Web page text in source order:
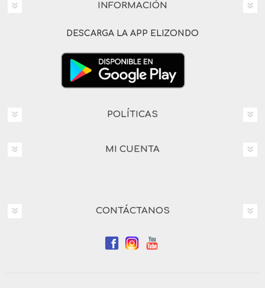
INFORMACIÓN
DESCARGA LA APP ELIZONDO
POLÍTICAS
MI CUENTA
CONTÁCTANOS